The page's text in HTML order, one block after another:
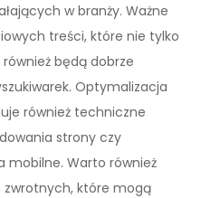
w branży. Ważne
treści, które nie tylko
będą dobrze
Optymalizacja
również techniczne
strony czy
mobilne. Warto również
które mogą